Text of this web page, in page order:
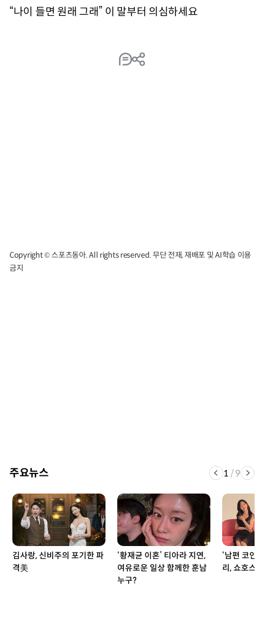
Copyright © 스포츠동아. All rights reserved. 무단 전재, 재배포 및 AI학습 이용
금지
주요뉴스 1 /9
김사랑, 신비주의 포기한 파
격美
‘황재균 이혼’ 티아라 지연,
여유로운 일상 함께한 훈남
누구?
‘남편 코인
리, 쇼호스